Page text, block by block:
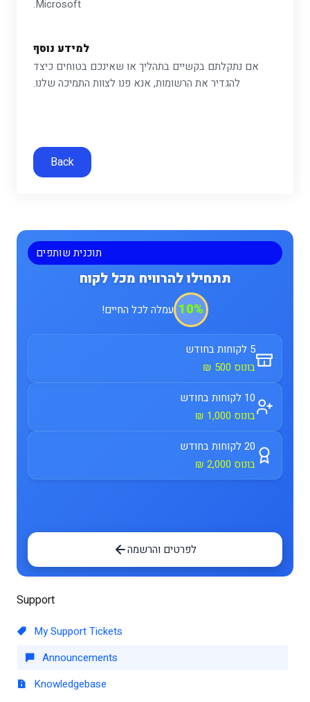
תוכנית שותפים
תתחילו להרוויח מכל לקוח
10% עמלה לכל החיים!
5 לקוחות בחודש
בונוס 500 ₪
10 לקוחות בחודש
בונוס 1,000 ₪
20 לקוחות בחודש
בונוס 2,000 ₪
לפרטים והרשמה
Support
My Support Tickets
Announcements
Knowledgebase
Microsoft.
למידע נוסף
אם נתקלתם בקשיים בתהליך או שאינכם בטוחים כיצד
להגדיר את הרשומות, אנא פנו לצוות התמיכה שלנו.
Back